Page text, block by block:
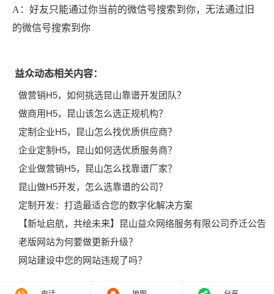
A：好友只能通过你当前的微信号搜索到你，无法通过旧
的微信号搜索到你
益众动态相关内容：
做营销H5，如何挑选昆山靠谱开发团队？
做商用H5，昆山该怎么选正规机构？
定制企业H5，昆山怎么找优质供应商？
企业定制H5，昆山如何选优质服务商？
企业做营销H5，昆山怎么找靠谱厂家？
昆山做H5开发，怎么选靠谱的公司？
定制开发：打造最适合您的数字化解决方案
【新址启航，共绘未来】昆山益众网络服务有限公司乔迁公告
老版网站为何要做更新升级？
网站建设中您的网站违规了吗？